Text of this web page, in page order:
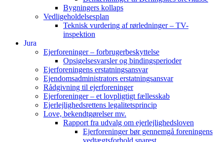
Bygningers kollaps
Vedligeholdelsesplan
Teknisk vurdering af rørledninger – TV-
inspektion
Jura
Ejerforeninger – forbrugerbeskyttelse
Opsigelsesvarsler og bindingsperioder
Ejerforeningens erstatningsansvar
Ejendomsadministrators erstatningsansvar
Rådgivning til ejerforeninger
Ejerforeninger – et lovpligtigt fællesskab
Ejerlejlighedsrettens legalitetsprincip
Love, bekendtgørelser mv.
Rapport fra udvalg om ejerlejlighedsloven
Ejerforeninger bør gennemgå foreningens
vedtægtsforhold snarest